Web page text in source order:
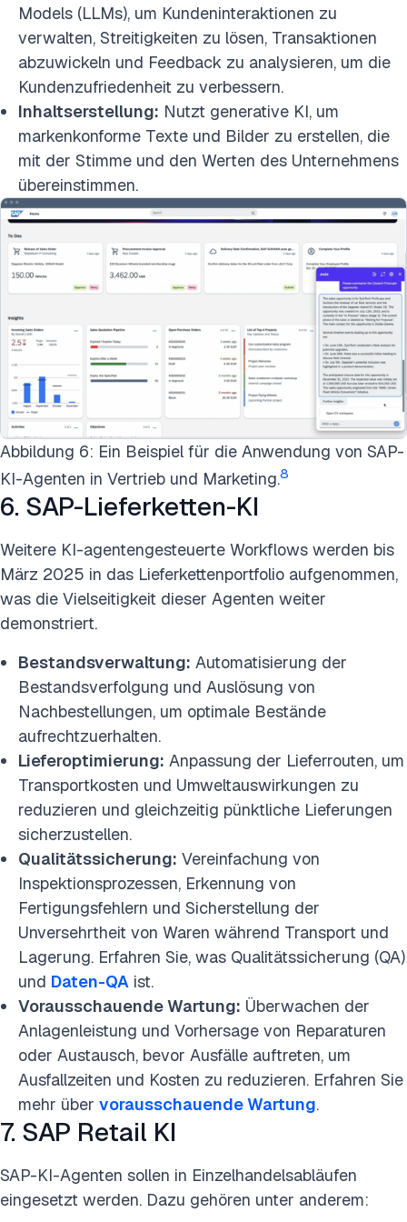
Models (LLMs), um Kundeninteraktionen zu
verwalten, Streitigkeiten zu lösen, Transaktionen
abzuwickeln und Feedback zu analysieren, um die
Kundenzufriedenheit zu verbessern.
Inhaltserstellung: Nutzt generative KI, um
markenkonforme Texte und Bilder zu erstellen, die
mit der Stimme und den Werten des Unternehmens
übereinstimmen.
Abbildung 6: Ein Beispiel für die Anwendung von SAP-
KI-Agenten in Vertrieb und Marketing.8
6. SAP-Lieferketten-KI
Weitere KI-agentengesteuerte Workflows werden bis
März 2025 in das Lieferkettenportfolio aufgenommen,
was die Vielseitigkeit dieser Agenten weiter
demonstriert.
Bestandsverwaltung: Automatisierung der
Bestandsverfolgung und Auslösung von
Nachbestellungen, um optimale Bestände
aufrechtzuerhalten.
Lieferoptimierung: Anpassung der Lieferrouten, um
Transportkosten und Umweltauswirkungen zu
reduzieren und gleichzeitig pünktliche Lieferungen
sicherzustellen.
Qualitätssicherung: Vereinfachung von
Inspektionsprozessen, Erkennung von
Fertigungsfehlern und Sicherstellung der
Unversehrtheit von Waren während Transport und
Lagerung. Erfahren Sie, was Qualitätssicherung (QA)
und Daten-QA ist.
Vorausschauende Wartung: Überwachen der
Anlagenleistung und Vorhersage von Reparaturen
oder Austausch, bevor Ausfälle auftreten, um
Ausfallzeiten und Kosten zu reduzieren. Erfahren Sie
mehr über vorausschauende Wartung.
7. SAP Retail KI
SAP-KI-Agenten sollen in Einzelhandelsabläufen
eingesetzt werden. Dazu gehören unter anderem: